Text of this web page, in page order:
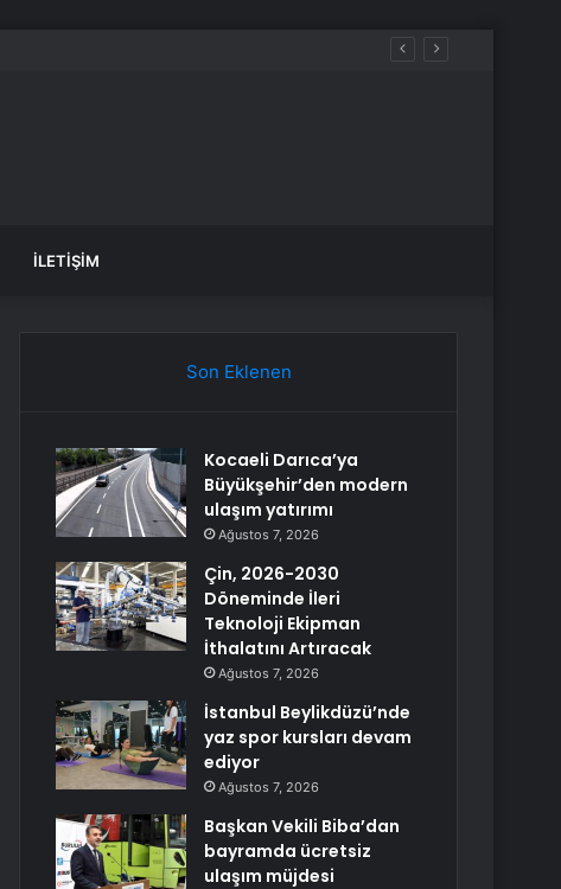
İLETIŞIM
Son Eklenen
Kocaeli Darıca’ya
Büyükşehir’den modern
ulaşım yatırımı
Ağustos 7, 2026
Çin, 2026-2030
Döneminde İleri
Teknoloji Ekipman
İthalatını Artıracak
Ağustos 7, 2026
İstanbul Beylikdüzü’nde
yaz spor kursları devam
ediyor
Ağustos 7, 2026
Başkan Vekili Biba’dan
bayramda ücretsiz
ulaşım müjdesi